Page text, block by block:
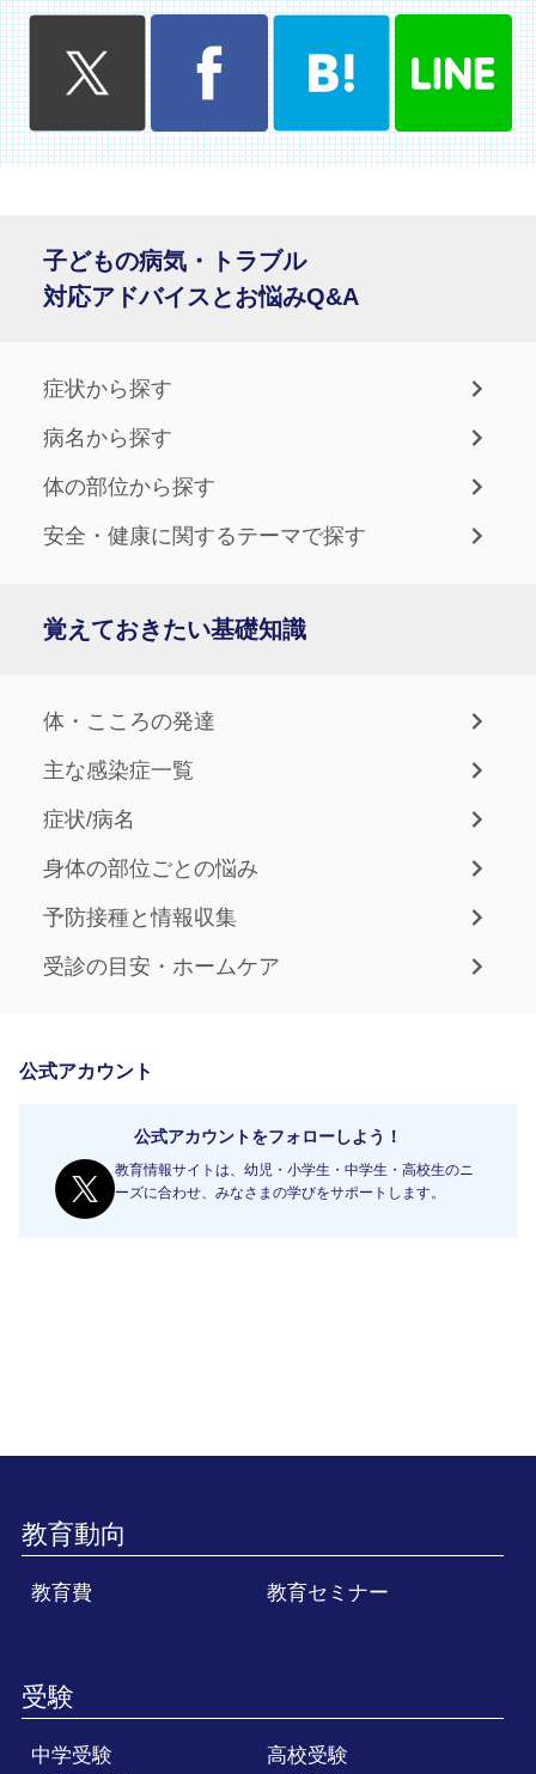
子どもの病気・トラブル
対応アドバイスとお悩みQ&A
症状から探す
病名から探す
体の部位から探す
安全・健康に関するテーマで探す
覚えておきたい基礎知識
体・こころの発達
主な感染症一覧
症状/病名
身体の部位ごとの悩み
予防接種と情報収集
受診の目安・ホームケア
公式アカウント
公式アカウントをフォローしよう！
教育情報サイトは、幼児・小学生・中学生・高校生のニ
ーズに合わせ、みなさまの学びをサポートします。
教育動向
教育費 教育セミナー
受験
中学受験
高校受験